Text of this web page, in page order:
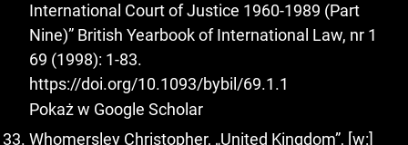
International Court of Justice 1960-1989 (Part
Nine)” British Yearbook of International Law, nr 1
69 (1998): 1-83.
https://doi.org/10.1093/bybil/69.1.1
Pokaż w Google Scholar
Whomersley Christopher, „United Kingdom”, [w:]